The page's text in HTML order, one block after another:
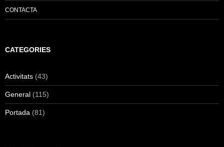
CONTACTA
CATEGORIES
Activitats (43)
General (115)
Portada (81)